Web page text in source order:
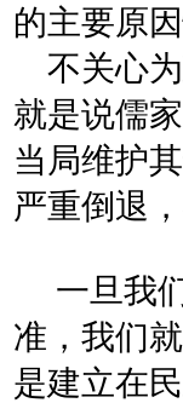
的主要原
不关心为
就是说儒
当局维护
严重倒退
一旦我们
准，我们
是建立在